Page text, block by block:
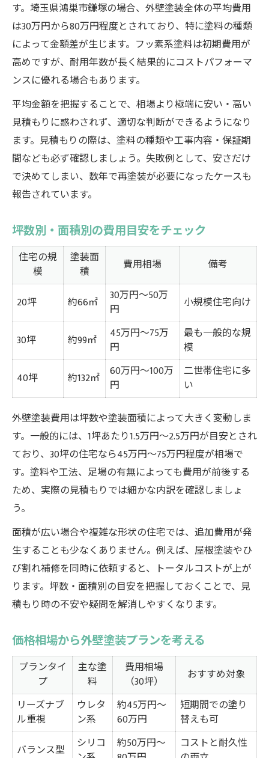
す。埼玉県鴻巣市鎌塚の場合、外壁塗装全体の平均費用
は30万円から80万円程度とされており、特に塗料の種類
によって金額差が生じます。フッ素系塗料は初期費用が
高めですが、耐用年数が長く結果的にコストパフォーマ
ンスに優れる場合もあります。
平均金額を把握することで、相場より極端に安い・高い
見積もりに惑わされず、適切な判断ができるようになり
ます。見積もりの際は、塗料の種類や工事内容・保証期
間なども必ず確認しましょう。失敗例として、安さだけ
で決めてしまい、数年で再塗装が必要になったケースも
報告されています。
坪数別・面積別の費用目安をチェック
住宅の規
模
塗装面
積
費用相場 備考
20坪 約66㎡
30万円〜50万
円
小規模住宅向け
30坪 約99㎡
45万円〜75万
円
最も一般的な規
模
40坪
約132㎡
60万円〜100万
円
二世帯住宅に多
い
外壁塗装費用は坪数や塗装面積によって大きく変動しま
す。一般的には、1坪あたり1.5万円〜2.5万円が目安とされ
ており、30坪の住宅なら45万円〜75万円程度が相場で
す。塗料や工法、足場の有無によっても費用が前後する
ため、実際の見積もりでは細かな内訳を確認しましょ
う。
面積が広い場合や複雑な形状の住宅では、追加費用が発
生することも少なくありません。例えば、屋根塗装やひ
び割れ補修を同時に依頼すると、トータルコストが上が
ります。坪数・面積別の目安を把握しておくことで、見
積もり時の不安や疑問を解消しやすくなります。
価格相場から外壁塗装プランを考える
プランタイ
プ
主な塗
料
費用相場
（30坪）
おすすめ対象
リーズナブ
ル重視
ウレタ
ン系
約45万円〜
60万円
短期間での塗り
替えも可
バランス型
シリコ
約50万円〜
コストと耐久性